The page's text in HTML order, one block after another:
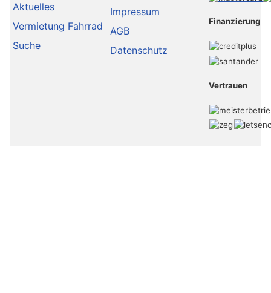
Aktuelles
Vermietung Fahrrad
Suche
Impressum
AGB
Datenschutz
Finanzierung
Vertrauen